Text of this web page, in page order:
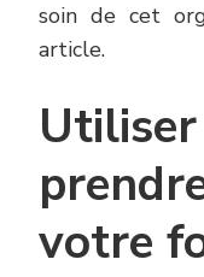
soin de cet
article.
votre